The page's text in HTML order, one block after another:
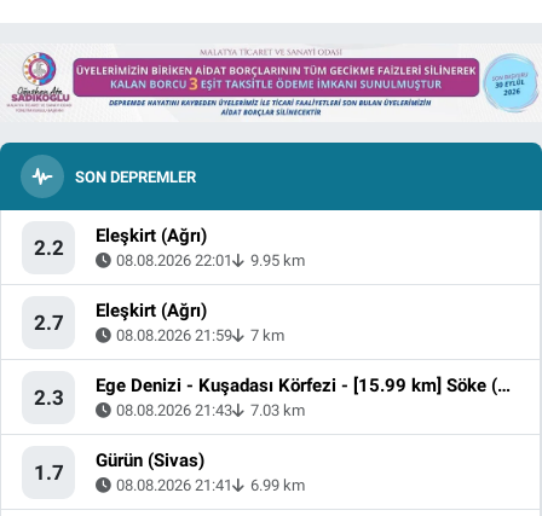
SON DEPREMLER
2.2 Eleşkirt (Ağrı)
08.08.2026 22:01 9.95 km
2.7 Eleşkirt (Ağrı)
08.08.2026 21:59 7 km
2.3 Ege Denizi - Kuşadası Körfezi - [15.99 km] Söke (Aydın)
08.08.2026 21:43 7.03 km
1.7 Gürün (Sivas)
08.08.2026 21:41 6.99 km